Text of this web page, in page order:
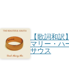
【歌詞和
マリー・ハ
サウス